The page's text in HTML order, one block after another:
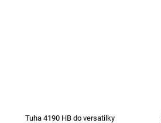
Tuha 4190 HB do versatilky